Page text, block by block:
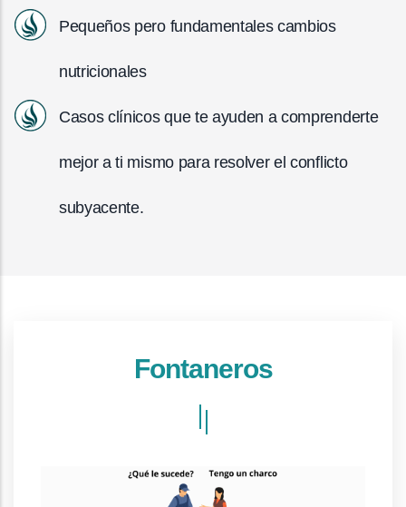
Pequeños pero fundamentales cambios
nutricionales
Casos clínicos que te ayuden a comprenderte
mejor a ti mismo para resolver el conflicto
subyacente.
Fontaneros